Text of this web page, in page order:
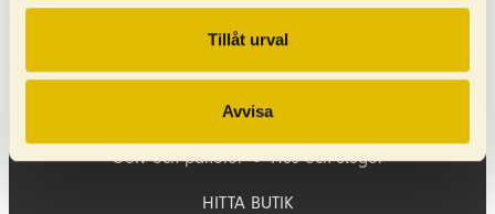
Tillåt urval
Avvisa
FAQ
Hus och stugor
BROSCHYRER
Golv och paneler
Hus och stugor
HITTA BUTIK